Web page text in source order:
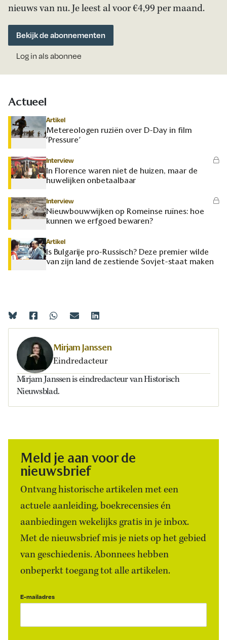
nieuws van nu. Je leest al voor €4,99 per maand.
Bekijk de abonnementen
Log in als abonnee
Actueel
Artikel
Metereologen ruziën over D-Day in film
‘Pressure’
Interview
In Florence waren niet de huizen, maar de
huwelijken onbetaalbaar
Interview
Nieuwbouwwijken op Romeinse ruïnes: hoe
kunnen we erfgoed bewaren?
Artikel
Is Bulgarije pro-Russisch? Deze premier wilde
van zijn land de zestiende Sovjet-staat maken
Mirjam Janssen
Eindredacteur
Mirjam Janssen is eindredacteur van Historisch
Nieuwsblad.
Meld je aan voor de
nieuwsbrief
Ontvang historische artikelen met een
actuele aanleiding, boekrecensies én
aanbiedingen wekelijks gratis in je inbox.
Met de nieuwsbrief mis je niets op het gebied
van geschiedenis. Abonnees hebben
onbeperkt toegang tot alle artikelen.
E-mailadres